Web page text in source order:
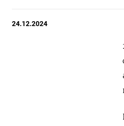
24.12.2024